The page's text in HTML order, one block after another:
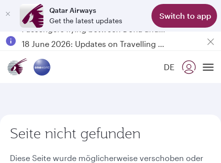
Qatar Airways
Get the latest updates
Switch to app
Passengers flying between Doha and Auckland on QR914 and QR915
DE
Seite nicht gefunden
Diese Seite wurde möglicherweise verschoben oder